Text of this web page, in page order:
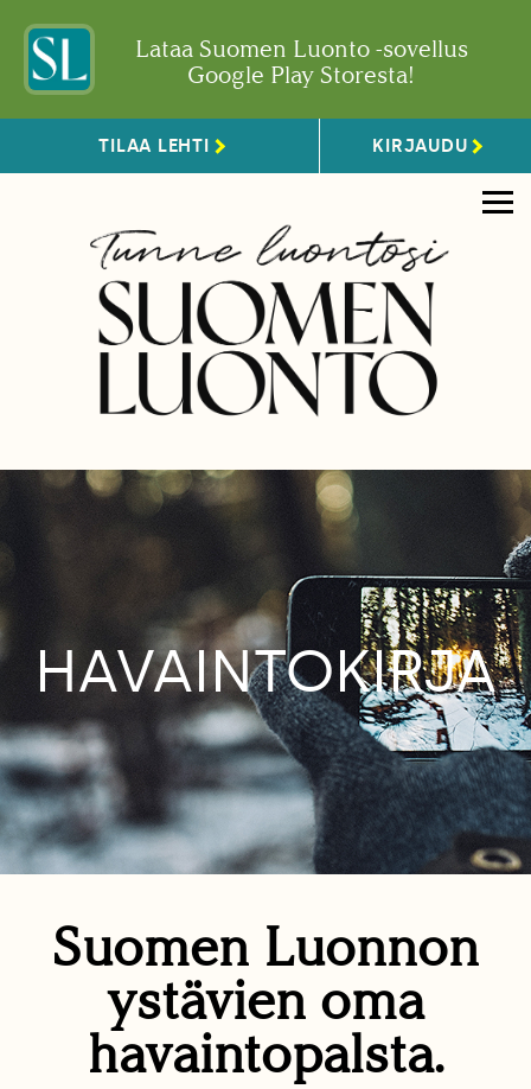
Lataa Suomen Luonto -sovellus
Google Play Storesta!
TILAA LEHTI KIRJAUDU
HAVAINTOKIRJA
Suomen Luonnon
ystävien oma
havaintopalsta.